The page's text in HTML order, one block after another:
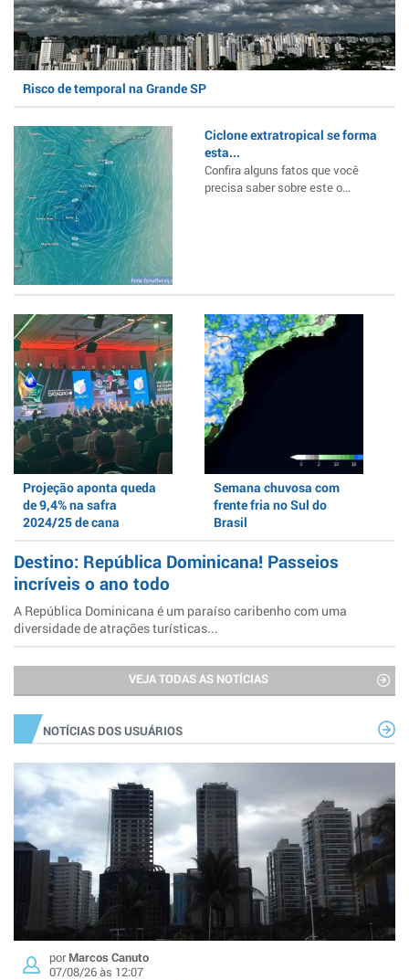
Risco de temporal na Grande SP
Ciclone extratropical se forma
esta...
Confira alguns fatos que você
precisa saber sobre este o...
Projeção aponta queda
de 9,4% na safra
2024/25 de cana
Semana chuvosa com
frente fria no Sul do
Brasil
Destino: República Dominicana! Passeios
incríveis o ano todo
A República Dominicana é um paraíso caribenho com uma
diversidade de atrações turísticas...
VEJA TODAS AS NOTÍCIAS
NOTÍCIAS DOS USUÁRIOS
porMarcos Canuto
07/08/26 às 12:07